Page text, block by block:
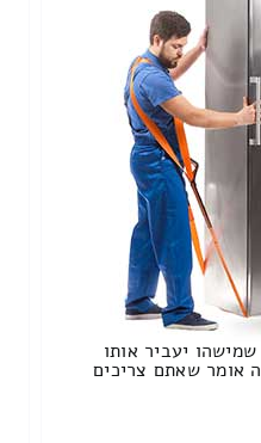
יעביר אותו
אומר שאתם צריכים